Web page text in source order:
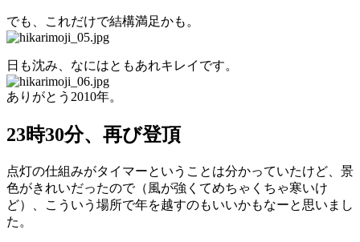
でも、これだけで結構満足かも。
日も沈み、なにはともあれキレイです。
ありがとう2010年。
23時30分、再び登頂
点灯の仕組みがタイマーということは分かっていたけど、景
色がきれいだったので（風が強くてめちゃくちゃ寒いけ
ど）、こういう場所で年を越すのもいいかもなーと思いまし
た。